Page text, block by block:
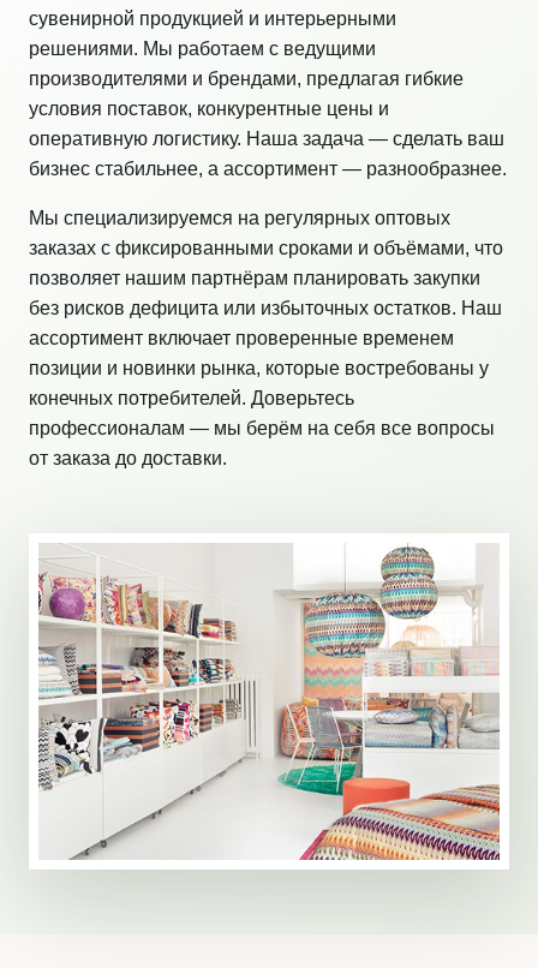
сувенирной продукцией и интерьерными
решениями. Мы работаем с ведущими
производителями и брендами, предлагая гибкие
условия поставок, конкурентные цены и
оперативную логистику. Наша задача — сделать ваш
бизнес стабильнее, а ассортимент — разнообразнее.
Мы специализируемся на регулярных оптовых
заказах с фиксированными сроками и объёмами, что
позволяет нашим партнёрам планировать закупки
без рисков дефицита или избыточных остатков. Наш
ассортимент включает проверенные временем
позиции и новинки рынка, которые востребованы у
конечных потребителей. Доверьтесь
профессионалам — мы берём на себя все вопросы
от заказа до доставки.